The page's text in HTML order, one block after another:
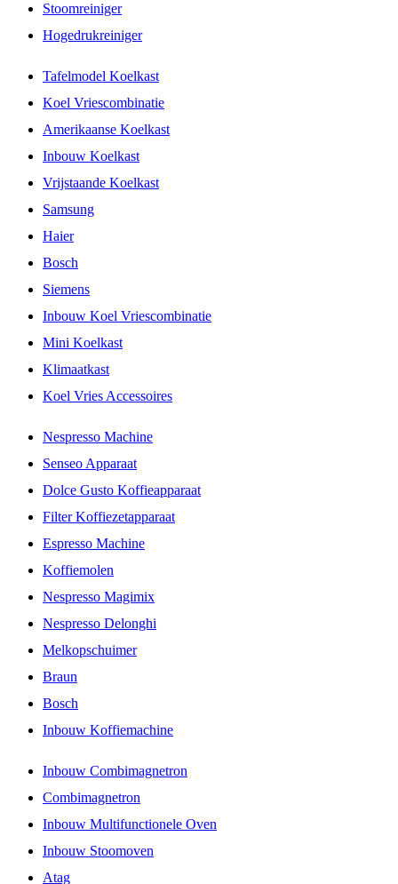
Stoomreiniger
Hogedrukreiniger
Tafelmodel Koelkast
Koel Vriescombinatie
Amerikaanse Koelkast
Inbouw Koelkast
Vrijstaande Koelkast
Samsung
Haier
Bosch
Siemens
Inbouw Koel Vriescombinatie
Mini Koelkast
Klimaatkast
Koel Vries Accessoires
Nespresso Machine
Senseo Apparaat
Dolce Gusto Koffieapparaat
Filter Koffiezetapparaat
Espresso Machine
Koffiemolen
Nespresso Magimix
Nespresso Delonghi
Melkopschuimer
Braun
Bosch
Inbouw Koffiemachine
Inbouw Combimagnetron
Combimagnetron
Inbouw Multifunctionele Oven
Inbouw Stoomoven
Atag